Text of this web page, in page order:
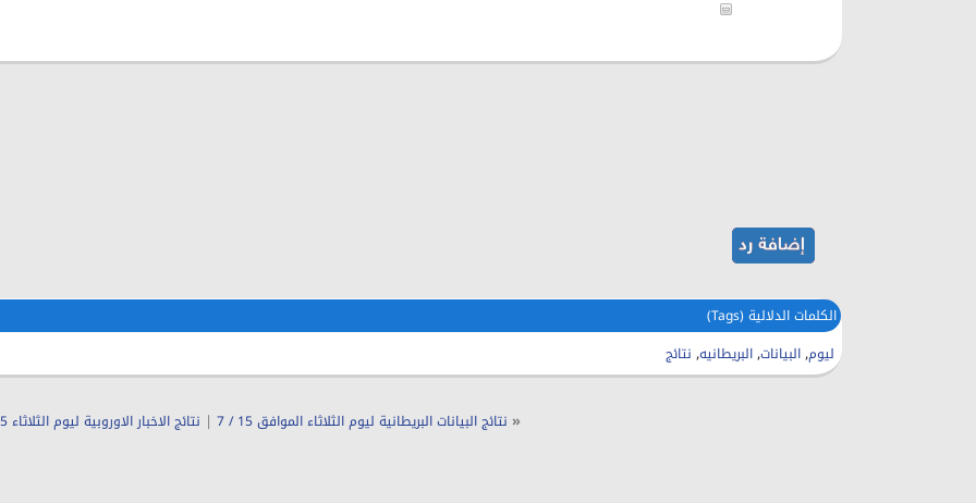
الكلمات الدلالية (Tags)
ليوم,البيانات,البريطانيه, نتائج
« نتائج البيانات البريطانية ليوم الثلاثاء الموافق 15 / 7 | نتائج الاخبار الاوروبية ليوم الثلاثاء 15\7